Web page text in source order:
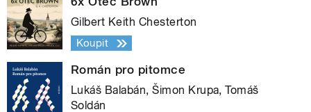
Gilbert Keith Chesterton
Koupit
Román pro pitomce
Lukáš Balabán, Šimon Krupa, Tomáš
Soldán